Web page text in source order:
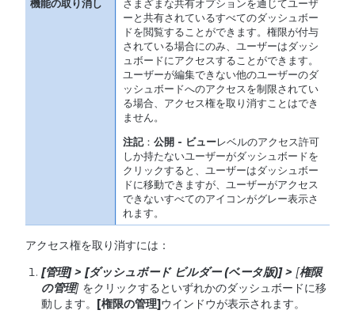
さまざまな共有オプションを通じてユーザ
ーと共有されているすべてのダッシュボー
ドを閲覧することができます。権限が付与
されている場合にのみ、ユーザーはダッシ
ュボードにアクセスすることができます。
ユーザーが編集できない他のユーザーのダ
ッシュボードへのアクセスを制限されてい
る場合、アクセス権を取り消すことはでき
ません。
注記： 公開- ビューレベルのアクセス許可
しか持たないユーザーがダッシュボードを
クリックすると、ユーザーはダッシュボー
ドに移動できますが、ユーザーがアクセス
できないすべてのアイコンがグレー表示さ
れます。
アクセス権を取り消すには：
[管理] > [ダッシュボード ビルダー(ベータ版)] > [権限
の管理]をクリックするといずれかのダッシュボードに移
動します。 [権限の管理]ウインドウが表示されます。